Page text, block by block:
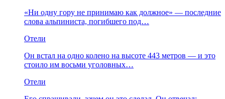
«Ни одну гору не принимаю как должное» — последние
слова альпиниста, погибшего под…
Отели
Он встал на одно колено на высоте 443 метров — и это
стоило им восьми уголовных…
Отели